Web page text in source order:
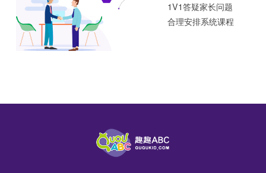
1V1答疑家长问题
合理安排系统课程